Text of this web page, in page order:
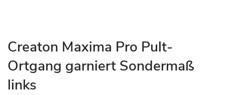
Zum
Anfang
der
Bildgalerie
springen
Creaton Maxima Pro Pult-
Ortgang garniert Sondermaß
links